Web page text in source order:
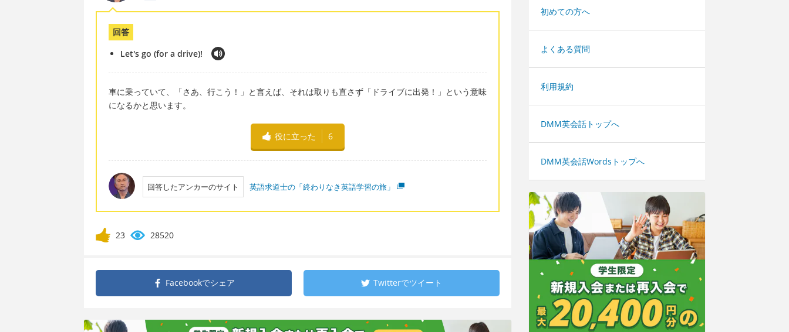
回答
Let's go (for a drive)!
車に乗っていて、「さあ、行こう！」と言えば、それは取りも直さず「ドライブに出発！」という意味
になるかと思います。
役に立った 6
回答したアンカーのサイト 英語求道士の「終わりなき英語学習の旅」
23 28520
Facebookでシェア Twitterでツイート
初めての方へ
よくある質問
利用規約
DMM英会話トップへ
DMM英会話Wordsトップへ